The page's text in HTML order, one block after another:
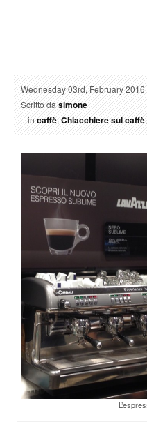
Wednesday 03rd, February 2016
Scritto dasimone
incaffè,Chiacchiere sul caffè